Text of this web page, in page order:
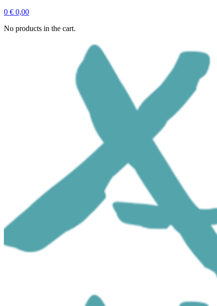
0 € 0,00
No products in the cart.